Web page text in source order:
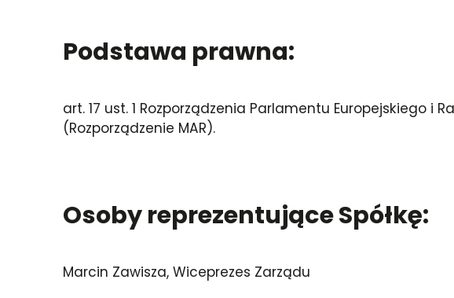
Podstawa prawna:
art. 17 ust. 1 Rozporządzenia Parlamentu Europejskiego i
(Rozporządzenie MAR).
Osoby reprezentujące Spółkę:
Marcin Zawisza, Wiceprezes Zarządu